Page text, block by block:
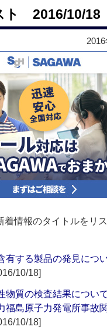
ト 2016/10/18
情報のタイトルをリ
有する製品の発見につ
10/18]
物質の検査結果につい
福島原子力発電所事故関
10/18]